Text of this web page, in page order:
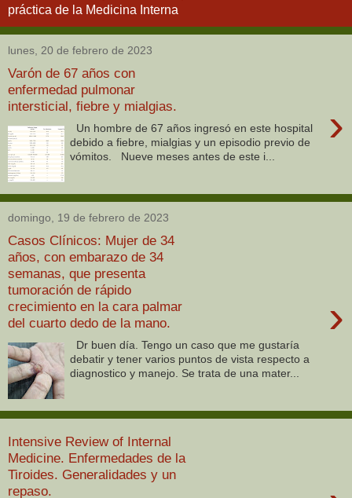
práctica de la Medicina Interna
lunes, 20 de febrero de 2023
Varón de 67 años con
enfermedad pulmonar
intersticial, fiebre y mialgias.
›
Un hombre de 67 años ingresó en este hospital
debido a fiebre, mialgias y un episodio previo de
vómitos. Nueve meses antes de este i...
domingo, 19 de febrero de 2023
Casos Clínicos: Mujer de 34
años, con embarazo de 34
semanas, que presenta
tumoración de rápido
crecimiento en la cara palmar
del cuarto dedo de la mano.
›
Dr buen día. Tengo un caso que me gustaría
debatir y tener varios puntos de vista respecto a
diagnostico y manejo. Se trata de una mater...
Intensive Review of Internal
Medicine. Enfermedades de la
Tiroides. Generalidades y un
repaso.